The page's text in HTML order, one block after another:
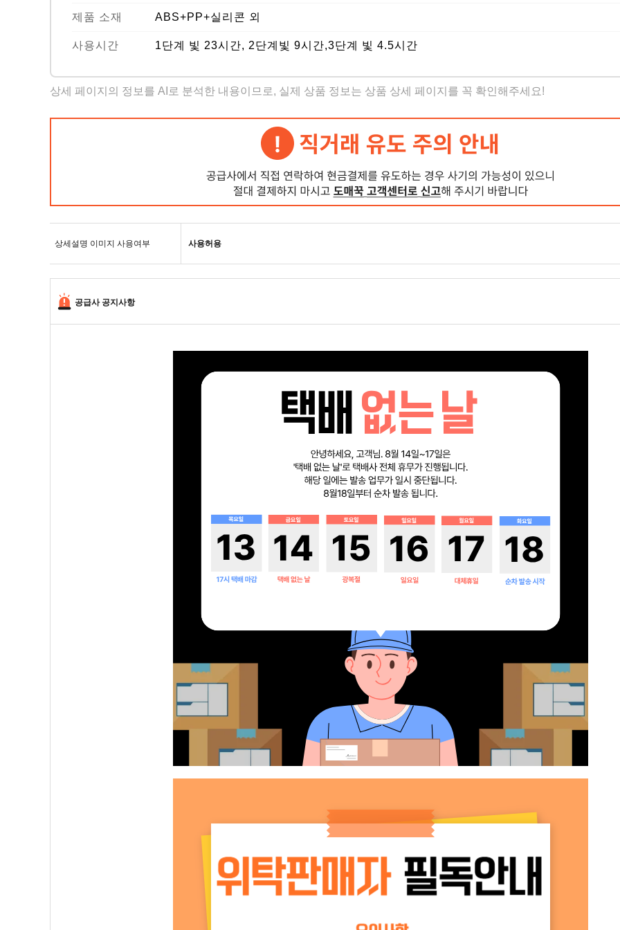
제품 소재 ABS+PP+실리콘 외
사용시간 1단계 빛 23시간, 2단계빛 9시간,3단계 빛 4.5시간
상세 페이지의 정보를 AI로 분석한 내용이므로, 실제 상품 정보는 상품 상세 페이지를 꼭 확인해주세요!
상세설명 이미지 사용여부 사용허용
공급사 공지사항